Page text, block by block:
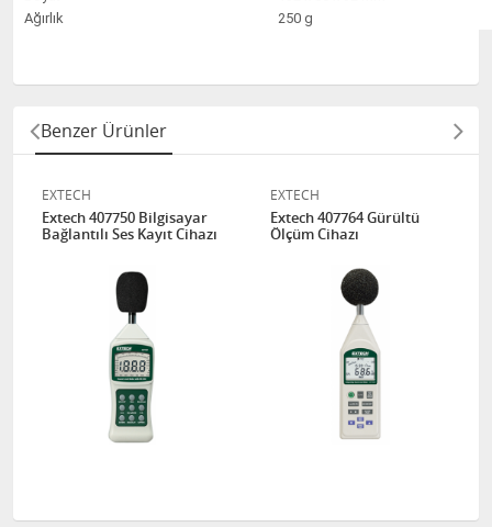
Ağırlık
250 g
Benzer Ürünler
EXTECH
Extech 407750 Bilgisayar
Bağlantılı Ses Kayıt Cihazı
EXTECH
Extech 407764 Gürültü
Ölçüm Cihazı